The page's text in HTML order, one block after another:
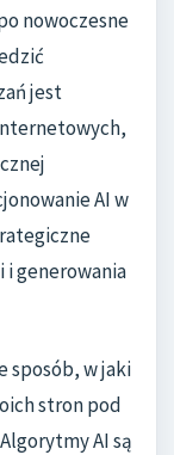
nowoczesne
jest
AI w
i generowania
sposób, w jaki
stron pod
AI są